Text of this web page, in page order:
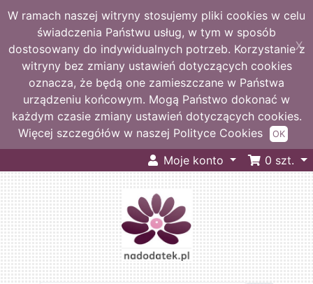
W ramach naszej witryny stosujemy pliki cookies w celu
świadczenia Państwu usług, w tym w sposób
dostosowany do indywidualnych potrzeb. Korzystanie z
witryny bez zmiany ustawień dotyczących cookies
oznacza, że będą one zamieszczane w Państwa
urządzeniu końcowym. Mogą Państwo dokonać w
każdym czasie zmiany ustawień dotyczących cookies.
Więcej szczegółów w naszej Polityce Cookies
X
OK
Moje konto 0 szt.